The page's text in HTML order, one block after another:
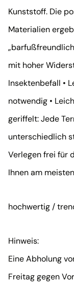
Kunststoff. Die
Materialien
mit hoher
Insektenbefall •
notwendig •
geriffelt: Jede
unterschiedlich
Verlegen frei für
Ihnen am
hochwertig /
Hinweis:
Eine Abholung
Freitag gegen